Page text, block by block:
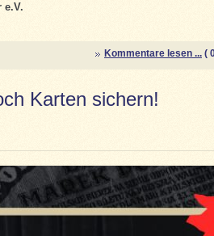
e.V.
Kommentare lesen ... (
Karten sichern!